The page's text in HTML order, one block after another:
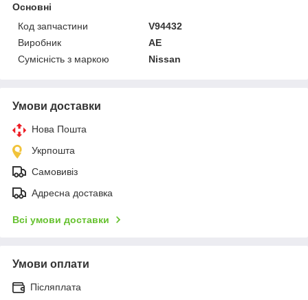
Основні
Код запчастини
V94432
Виробник
AE
Сумісність з маркою
Nissan
Умови доставки
Нова Пошта
Укрпошта
Самовивіз
Адресна доставка
Всі умови доставки
Умови оплати
Післяплата